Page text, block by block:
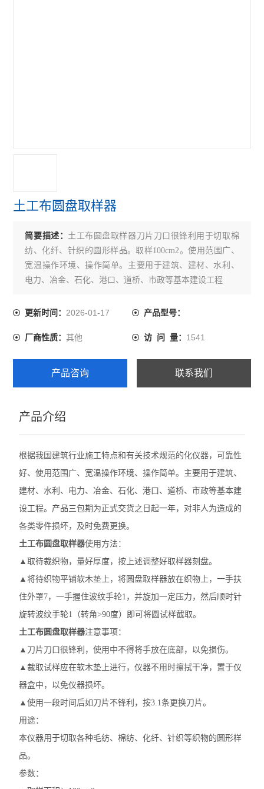
河北省石家庄邢台邯郸保定建筑工程检测仪器
混凝土排水管试验机
防雷检测仪器
滚珠轴承式耐磨试验机
道瑞式石材耐磨试验机
安全网抗冲击及耐贯穿性试验机
建筑工程检测仪器
查看全部 >>
土工布圆盘取样器
简要描述： 土工布圆盘取样器刀片刀口很锋利用于切取棉
纺、化纤、针织的圆形样品。取样100cm2。使用范围广、
宽温操作环境、操作简单。主要用于建筑、建材、水利、
电力、冶金、石化、港口、道桥、市政等基本建设工程
更新时间：2026-01-17 产品型号：
厂商性质：其他 访 问 量： 1541
产品咨询 联系我们
产品介绍
根据我国建筑行业施工特点和有关技术规范的化仪器，可靠性
好、使用范围广、宽温操作环境、操作简单。主要用于建筑、
建材、水利、电力、冶金、石化、港口、道桥、市政等基本建
设工程。产品三包期为正式交货之日起一年，对非人为造成的
各类零件损坏，及时免费更换。
土工布圆盘取样器使用方法：
▲取待裁织物，量好厚度，按上述调整好取样器刻盘。
▲将待织物平铺软木垫上，将圆盘取样器放在织物上，一手扶
住外罩7，一手握住波纹手轮1，并旋加一定压力，然后顺时针
旋转波纹手轮1（转角>90度）即可将圆试样截取。
土工布圆盘取样器注意事项：
▲刀片刀口很锋利，使用中不得将手放在底部，以免损伤。
▲裁取试样应在软木垫上进行，仪器不用时擦拭干净，置于仪
器盒中，以免仪器损坏。
▲使用一段时间后如刀片不锋利，按3.1条更换刀片。
用途：
本仪器用于切取各种毛纺、棉纺、化纤、针织等织物的圆形样
品。
参数：